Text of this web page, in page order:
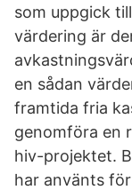
som uppgick
värdering är
en sådan
framtida fria
genomföra en
hiv-projektet.
har använts